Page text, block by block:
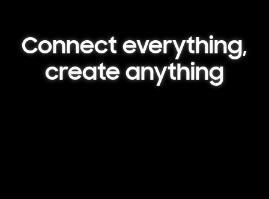
Connect everything,
create anything